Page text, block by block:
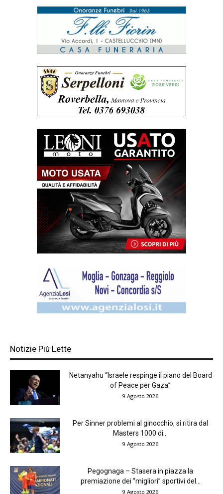
Notizie Più Lette
Netanyahu “Israele respinge il piano del Board
of Peace per Gaza”
9 Agosto 2026
Per Sinner problemi al ginocchio, si ritira dal
Masters 1000 di...
9 Agosto 2026
Pegognaga – Stasera in piazza la
premiazione dei “migliori” sportivi del...
9 Agosto 2026